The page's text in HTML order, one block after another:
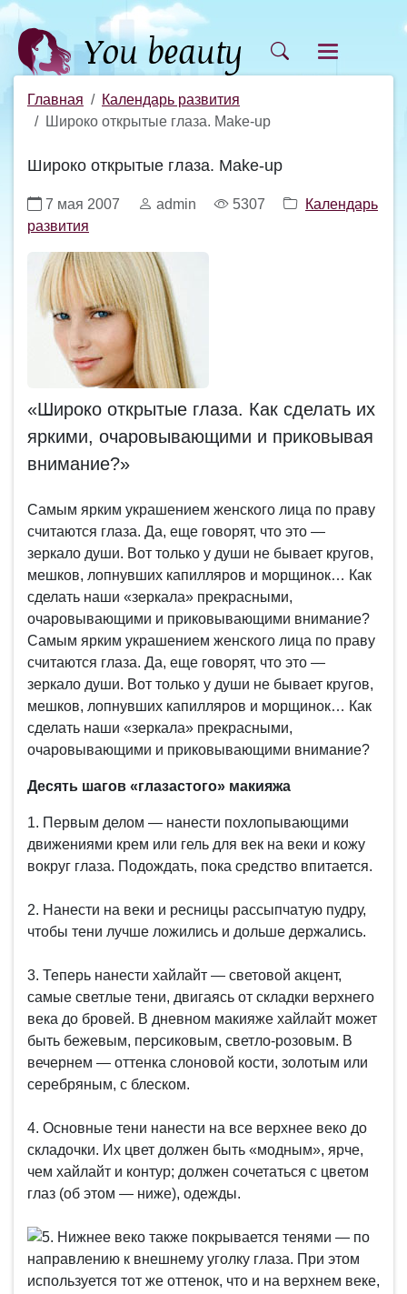
Главная
Календарь развития
Широко открытые глаза. Make-up
Широко открытые глаза. Make-up
7 мая 2007 admin 5307
Календарь
развития
«Широко открытые глаза. Как сделать их
яркими, очаровывающими и приковывая
внимание?»
Самым ярким украшением женского лица по праву
считаются глаза. Да, еще говорят, что это —
зеркало души. Вот только у души не бывает кругов,
мешков, лопнувших капилляров и морщинок… Как
сделать наши «зеркала» прекрасными,
очаровывающими и приковывающими внимание?
Самым ярким украшением женского лица по праву
считаются глаза. Да, еще говорят, что это —
зеркало души. Вот только у души не бывает кругов,
мешков, лопнувших капилляров и морщинок… Как
сделать наши «зеркала» прекрасными,
очаровывающими и приковывающими внимание?
Десять шагов «глазастого» макияжа
1. Первым делом — нанести похлопывающими
движениями крем или гель для век на веки и кожу
вокруг глаза. Подождать, пока средство впитается.
2. Нанести на веки и ресницы рассыпчатую пудру,
чтобы тени лучше ложились и дольше держались.
3. Теперь нанести хайлайт — световой акцент,
самые светлые тени, двигаясь от складки верхнего
века до бровей. В дневном макияже хайлайт может
быть бежевым, персиковым, светло-розовым. В
вечернем — оттенка слоновой кости, золотым или
серебряным, с блеском.
4. Основные тени нанести на все верхнее веко до
складочки. Их цвет должен быть «модным», ярче,
чем хайлайт и контур; должен сочетаться с цветом
глаз (об этом — ниже), одежды.
5. Нижнее веко также покрывается тенями — по
направлению к внешнему уголку глаза. При этом
используется тот же оттенок, что и на верхнем веке,